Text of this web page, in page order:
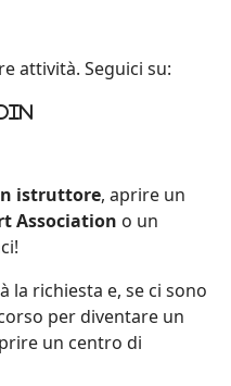
attività. Seguici su:
istruttore, aprire un
Association o un
la richiesta e, se ci sono
per diventare un
un centro di